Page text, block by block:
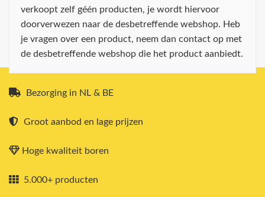
verkoopt zelf géén producten, je wordt hiervoor
doorverwezen naar de desbetreffende webshop. Heb
je vragen over een product, neem dan contact op met
de desbetreffende webshop die het product aanbiedt.
Bezorging in NL & BE
Groot aanbod en lage prijzen
Hoge kwaliteit boren
5.000+ producten